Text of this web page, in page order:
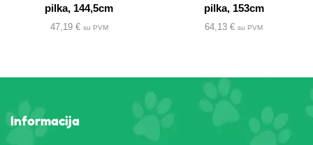
pilka, 144,5cm
47,19 € su PVM
pilka, 153cm
64,13€ su PVM
Informacija